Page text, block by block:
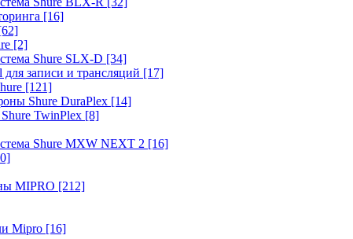
[16]
[2]
Shure SLX-D [34]
записи и трансляций [17]
[121]
Shure DuraPlex [14]
TwinPlex [8]
Shure MXW NEXT 2 [16]
MIPRO [212]
Mipro [16]